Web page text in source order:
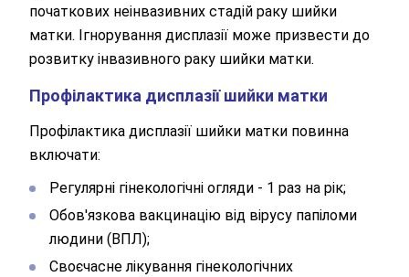
початкових неінвазивних стадій раку шийки
матки. Ігнорування дисплазії може призвести до
розвитку інвазивного раку шийки матки.
Профілактика дисплазії шийки матки
Профілактика дисплазії шийки матки повинна
включати:
Регулярні гінекологічні огляди - 1 раз на рік;
Обов'язкова вакцинацію від вірусу папіломи
людини (ВПЛ);
Своєчасне лікування гінекологічних